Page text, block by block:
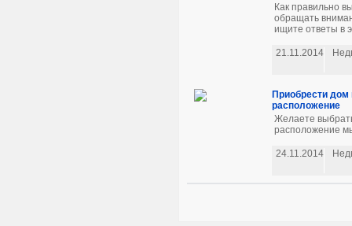
Как правильно
обращать
ищите ответы в
21.11.2014
Приобрести дом
расположение
Желаете
расположение
24.11.2014